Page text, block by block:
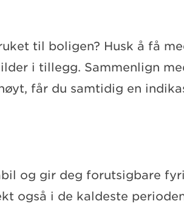
til boligen? Husk å få
i tillegg. Sammenlign
får du samtidig en
og gir deg forutsigbare
også i de kaldeste